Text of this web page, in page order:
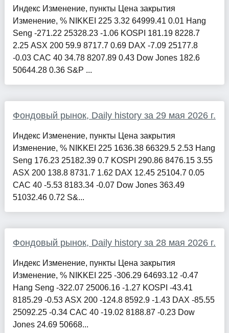
Индекс Изменение, пункты Цена закрытия
Изменение, % NIKKEI 225 3.32 64999.41 0.01 Hang
Seng -271.22 25328.23 -1.06 KOSPI 181.19 8228.7
2.25 ASX 200 59.9 8717.7 0.69 DAX -7.09 25177.8
-0.03 CAC 40 34.78 8207.89 0.43 Dow Jones 182.6
50644.28 0.36 S&P ...
Фондовый рынок, Daily history за 29 мая 2026 г.
Индекс Изменение, пункты Цена закрытия
Изменение, % NIKKEI 225 1636.38 66329.5 2.53 Hang
Seng 176.23 25182.39 0.7 KOSPI 290.86 8476.15 3.55
ASX 200 138.8 8731.7 1.62 DAX 12.45 25104.7 0.05
CAC 40 -5.53 8183.34 -0.07 Dow Jones 363.49
51032.46 0.72 S&...
Фондовый рынок, Daily history за 28 мая 2026 г.
Индекс Изменение, пункты Цена закрытия
Изменение, % NIKKEI 225 -306.29 64693.12 -0.47
Hang Seng -322.07 25006.16 -1.27 KOSPI -43.41
8185.29 -0.53 ASX 200 -124.8 8592.9 -1.43 DAX -85.55
25092.25 -0.34 CAC 40 -19.02 8188.87 -0.23 Dow
Jones 24.69 50668...